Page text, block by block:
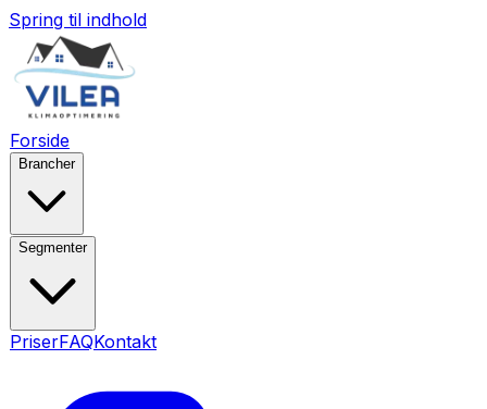
Spring til indhold
Forside
Brancher
Segmenter
PriserFAQKontakt